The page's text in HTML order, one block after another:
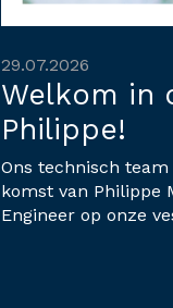
29.07.2026
Welkom in
Philippe!
Ons technisch
komst van Philippe
Engineer op onze